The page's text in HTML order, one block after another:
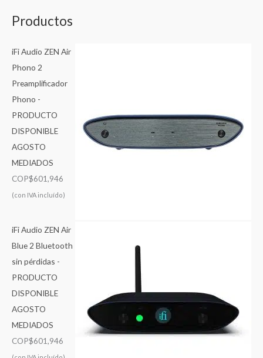
Productos
iFi Audio ZEN Air
Phono 2
Preamplificador
Phono -
PRODUCTO
DISPONIBLE
AGOSTO
MEDIADOS
COP$601,946
(con IVA incluído)
iFi Audio ZEN Air
Blue 2 Bluetooth
sin pérdidas -
PRODUCTO
DISPONIBLE
AGOSTO
MEDIADOS
COP$601,946